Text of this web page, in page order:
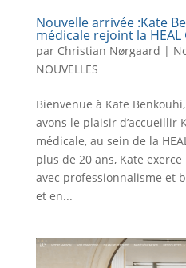
Nouvelle arrivée :Kate
médicale rejoint la HEAL
par Christian Nørgaard |
NOUVELLES
Bienvenue à Kate
avons le plaisir d’accueillir
médicale, au sein de la
plus de 20 ans, Kate
avec professionnalisme et
et en...